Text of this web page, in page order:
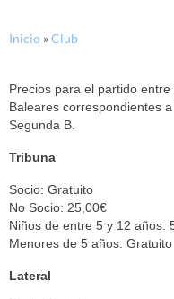
Inicio »Club
Precios para el partido
Baleares correspondientes
Segunda B.
Tribuna
Socio: Gratuito
No Socio: 25,00€
Niños de entre 5 y 12 años:
Menores de 5 años: Gratuito
Lateral